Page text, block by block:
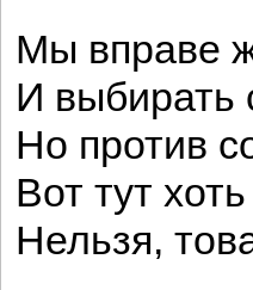
Мы вправе
И выбирать
Но против
Вот тут
Нельзя,